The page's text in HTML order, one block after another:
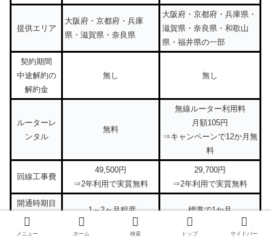
提供エリア
大阪府・京都府・兵庫
県・滋賀県・奈良県
大阪府・京都府・兵庫県・
滋賀県・奈良県・和歌山
県・福井県の一部
契約期間
中途解約の
解約金
無し 無し
ルーターレ
ンタル
無料
無線ルーター利用料
月額105円
⇒キャンペーンで12か月無
料
回線工事費
49,500円
⇒2年利用で実質無料
29,700円
⇒2年利用で実質無料
開通時期目
1～2ヶ月程度 標準で1か月
契約事務手
メニュー ホーム 検索 トップ サイドバー